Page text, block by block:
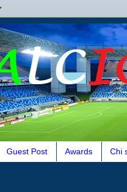
Guest Post Awards Chi